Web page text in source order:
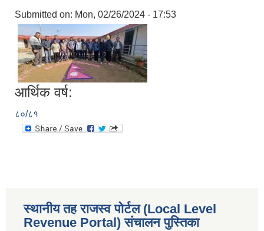
Submitted on: Mon, 02/26/2024 - 17:53
आर्थिक वर्ष:
८०/८१
स्थानीय तह राजस्व पोर्टल (Local Level
Revenue Portal) संचालन पुस्तिका